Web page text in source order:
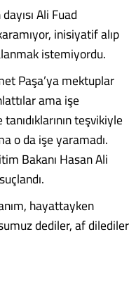
Ali Fuad
inisiyatif alıp
istemiyordu.
Paşa’ya mektuplar
ama işe
teşvikiyle
o da işe yaramadı.
Bakanı Hasan Ali
hayattayken
dediler, af dilediler